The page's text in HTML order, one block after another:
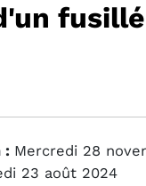
: Mercredi 28
23 août 2024